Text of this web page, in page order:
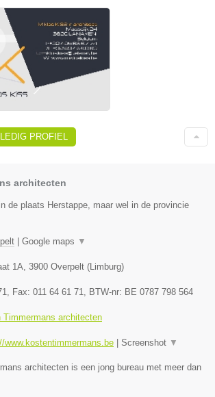
PROFIEL
architecten
de plaats Herstappe, maar wel in de provincie
Google maps ▼
1A 3900 Overpelt ( Limburg)
, Fax: 011 64 61 71 , BTW-nr: BE 0787 798 564
Timmermans architecten
www.kostentimmermans.be Screenshot ▼
architecten is een jong bureau met meer dan